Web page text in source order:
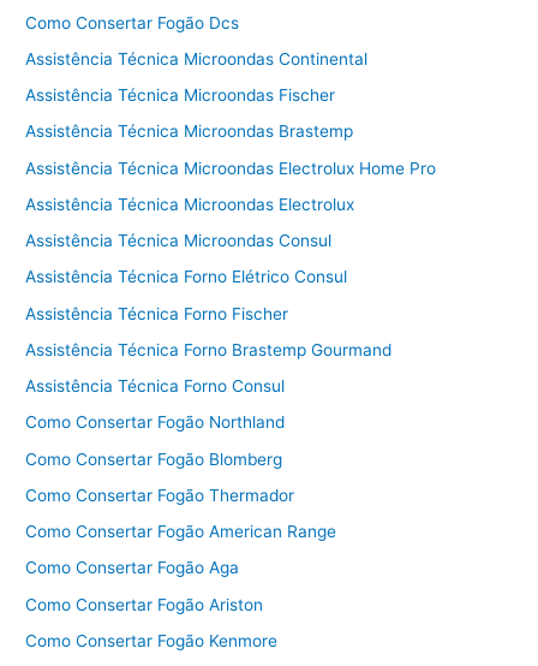
Como Consertar Fogão Dcs
Assistência Técnica Microondas Continental
Assistência Técnica Microondas Fischer
Assistência Técnica Microondas Brastemp
Assistência Técnica Microondas Electrolux Home Pro
Assistência Técnica Microondas Electrolux
Assistência Técnica Microondas Consul
Assistência Técnica Forno Elétrico Consul
Assistência Técnica Forno Fischer
Assistência Técnica Forno Brastemp Gourmand
Assistência Técnica Forno Consul
Como Consertar Fogão Northland
Como Consertar Fogão Blomberg
Como Consertar Fogão Thermador
Como Consertar Fogão American Range
Como Consertar Fogão Aga
Como Consertar Fogão Ariston
Como Consertar Fogão Kenmore